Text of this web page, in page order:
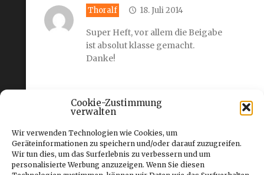
Cookie-Zustimmung
verwalten
Wir verwenden Technologien wie Cookies, um
Geräteinformationen zu speichern und/oder darauf zuzugreifen.
Wir tun dies, um das Surferlebnis zu verbessern und um
personalisierte Werbung anzuzeigen. Wenn Sie diesen
Thoralf 18. Juli 2014
Super Heft, vor allem die Beigabe
ist absolut klasse gemacht.
Danke!
Staphan Dreßel
Und das “Eckhard Foto” aus dem
Mittelteil,könnte man sich glatt
übers Bett hängen !